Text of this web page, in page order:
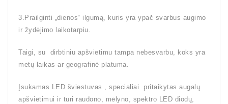
3.Prailginti „dienos“ ilgumą, kuris yra ypač svarbus augimo
ir žydėjimo laikotarpiu.
Taigi, su dirbtiniu apšvietimu tampa nebesvarbu, koks yra
metų laikas ar geografinė platuma.
Įsukamas LED šviestuvas , specialiai pritaikytas augalų
apšvietimui ir turi raudono, mėlyno, spektro LED diodų,